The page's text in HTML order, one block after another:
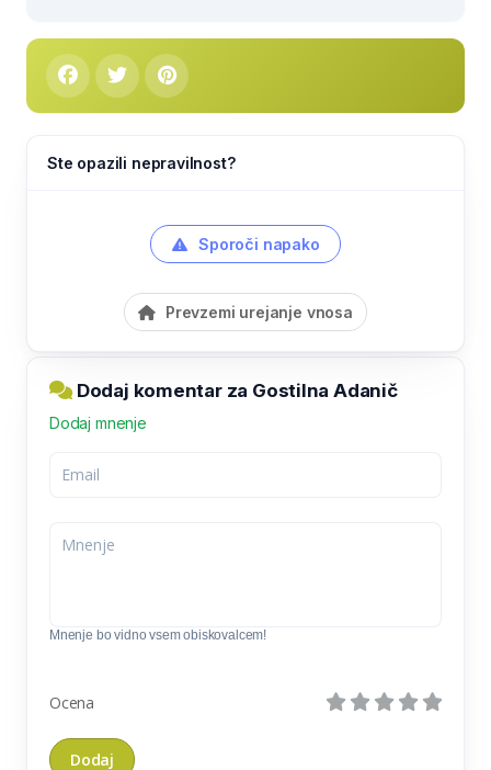
Ste opazili nepravilnost?
Sporoči napako
Prevzemi urejanje vnosa
Dodaj komentar za Gostilna Adanič
Dodaj mnenje
Mnenje bo vidno vsem obiskovalcem!
Ocena